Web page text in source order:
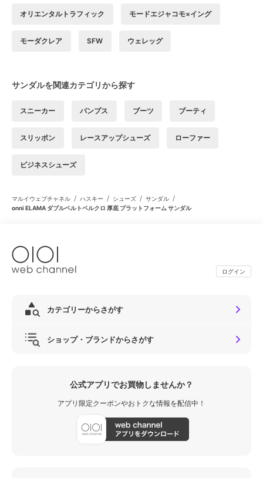
オリエンタルトラフィック モードエジャコモ×イング
モーダクレア SFW ウェレッグ
サンダルを関連カテゴリから探す
スニーカー パンプス ブーツ ブーティ
スリッポン レースアップシューズ ローファー
ビジネスシューズ
マルイウェブチャネル / ハスキー / シューズ / サンダル /
onni ELAMA ダブルベルトベルクロ 厚底 プラットフォーム サンダル
ログイン
カテゴリーからさがす
ショップ・ブランドからさがす
公式アプリでお買物しませんか？
アプリ限定クーポンやおトクな情報を配信中！